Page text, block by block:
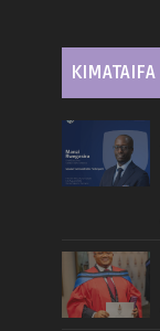
KIMATAIFA